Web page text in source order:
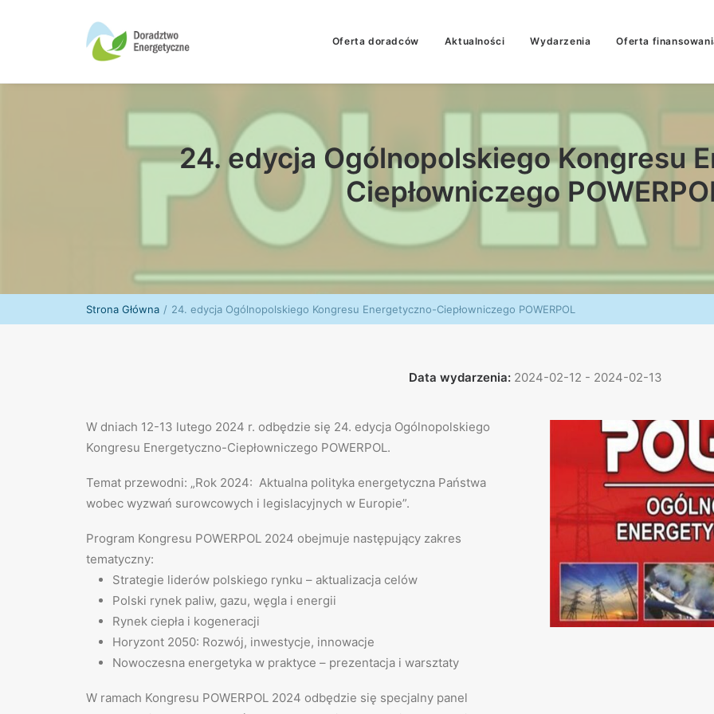
Oferta doradców Aktualności Wydarzenia Oferta
24. edycja Ogólnopolskiego Kongresu
Ciepłowniczego
Strona Główna 24. edycja Ogólnopolskiego Kongresu Energetyczno-Ciepłowniczego POWERPOL
Data wydarzenia: 2024-02-12 - 2024-02-13
W dniach 12-13 lutego 2024 r. odbędzie się 24. edycja Ogólnopolskiego
Kongresu Energetyczno-Ciepłowniczego POWERPOL.
Temat przewodni: „Rok 2024: Aktualna polityka energetyczna Państwa
wobec wyzwań surowcowych i legislacyjnych w Europie”.
Program Kongresu POWERPOL 2024 obejmuje następujący zakres
tematyczny:
Strategie liderów polskiego rynku – aktualizacja celów
Polski rynek paliw, gazu, węgla i energii
Rynek ciepła i kogeneracji
Horyzont 2050: Rozwój, inwestycje, innowacje
Nowoczesna energetyka w praktyce – prezentacja i warsztaty
W ramach Kongresu POWERPOL 2024 odbędzie się specjalny panel